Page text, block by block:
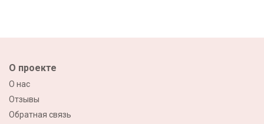
О проекте
О нас
Отзывы
Обратная связь